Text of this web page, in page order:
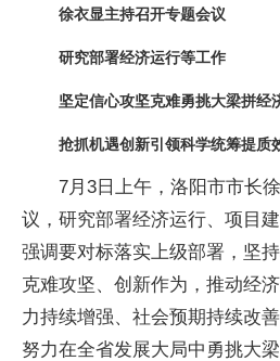
徐衣显主持召开专题会议
研究部署经济运行等工作
坚定信心攻坚克难勇挑大梁拼经
抢抓机遇创新引领科学统筹提质
7月3日上午，洛阳市市长
议，研究部署经济运行、项目
强调要对标落实上级部署，坚
克难攻坚、创新作为，推动经
力持续增强、社会预期持续改
努力在全省发展大局中勇挑大梁